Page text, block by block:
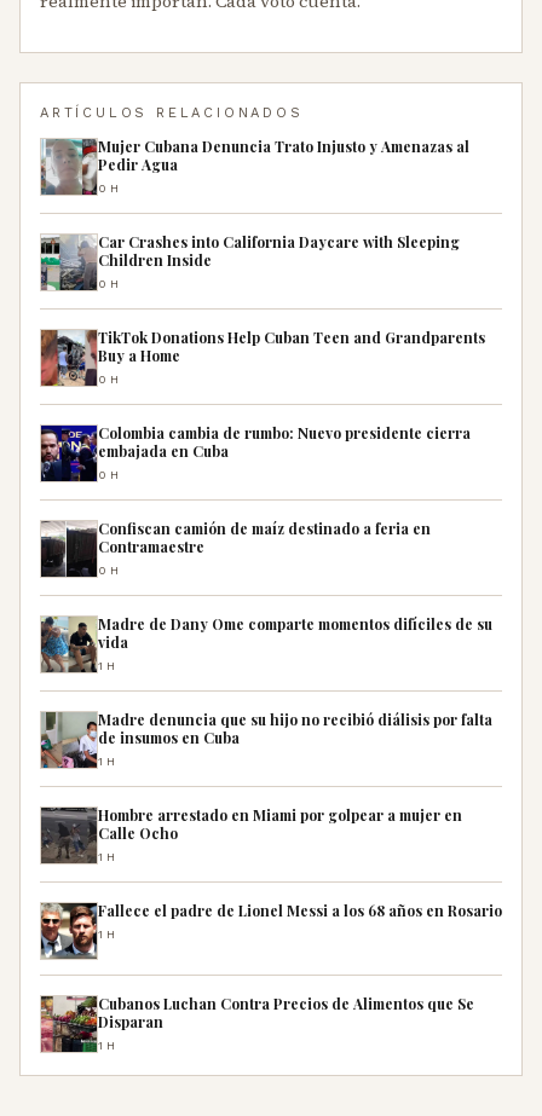
ARTÍCULOS RELACIONADOS
Mujer Cubana Denuncia Trato Injusto y Amenazas al
Pedir Agua
0H
Car Crashes into California Daycare with Sleeping
Children Inside
0H
TikTok Donations Help Cuban Teen and Grandparents
Buy a Home
0H
Colombia cambia de rumbo: Nuevo presidente cierra
embajada en Cuba
0H
Confiscan camión de maíz destinado a feria en
Contramaestre
0H
Madre de Dany Ome comparte momentos difíciles de su
vida
1H
Madre denuncia que su hijo no recibió diálisis por falta
de insumos en Cuba
1H
Hombre arrestado en Miami por golpear a mujer en
Calle Ocho
1H
Fallece el padre de Lionel Messi a los 68 años en Rosario
1H
Cubanos Luchan Contra Precios de Alimentos que Se
Disparan
1H